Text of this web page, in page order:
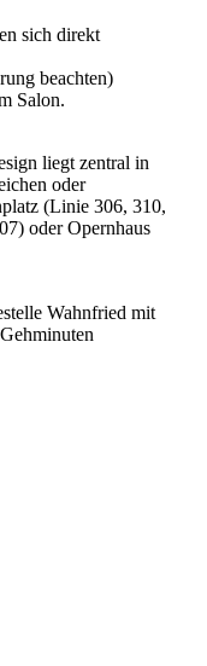
sich direkt
beachten)
Salon.
liegt zentral in
oder
(Linie 306, 310,
oder Opernhaus
Wahnfried mit